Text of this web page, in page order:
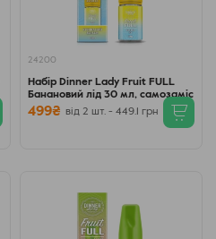
24200
Набір Dinner Lady Fruit FULL
Банановий лід 30 мл, самозаміс
499₴ від 2 шт. - 449.1 грн